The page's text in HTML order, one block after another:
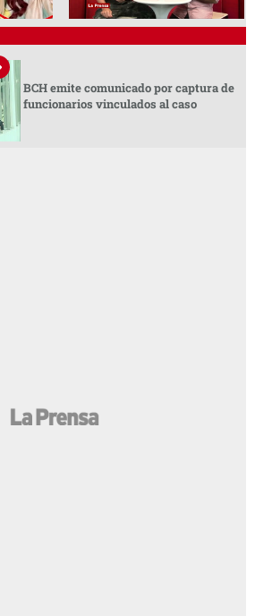
BCH emite comunicado por captura de
funcionarios vinculados al caso